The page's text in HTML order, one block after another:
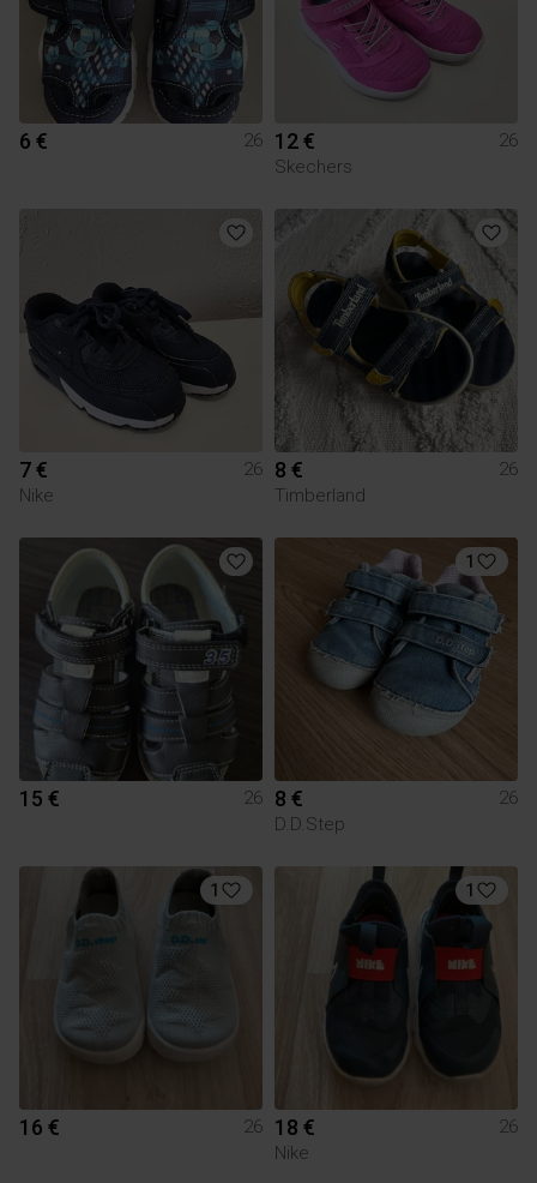
6 € 26 12 €
26
Skechers
7 €
26
Nike
8 €
26
Timberland
15 € 26
1
8 €
26
D.D.Step
1
16 € 26
1
18 €
26
Nike